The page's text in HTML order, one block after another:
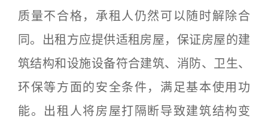
质量不合格，承租人仍然可以随时解除合
同。出租方应提供适租房屋，保证房屋的建
筑结构和设施设备符合建筑、消防、卫生、
环保等方面的安全条件，满足基本使用功
能。出租人将房屋打隔断导致建筑结构变